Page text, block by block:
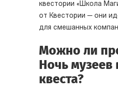
квестории «Школа
от Квестории — они
для смешанных
Можно ли
Ночь
квеста?